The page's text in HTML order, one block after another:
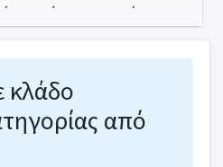
ενημέρωσης για τόπο ακρόασης
πράξης εναντίον
κλάδο
από